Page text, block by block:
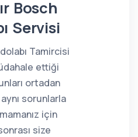
Bosch
Servisi
Tamircisi
ettiği
ortadan
aynı sorunlarla
için
size